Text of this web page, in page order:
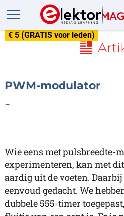
€ 5 (GRATIS voor leden)
PWM-modulator
-
Wie eens met pulsbreedte-
experimenteren, kan met
aardig uit de voeten.
eenvoud gedacht. We
dubbele 555-timer